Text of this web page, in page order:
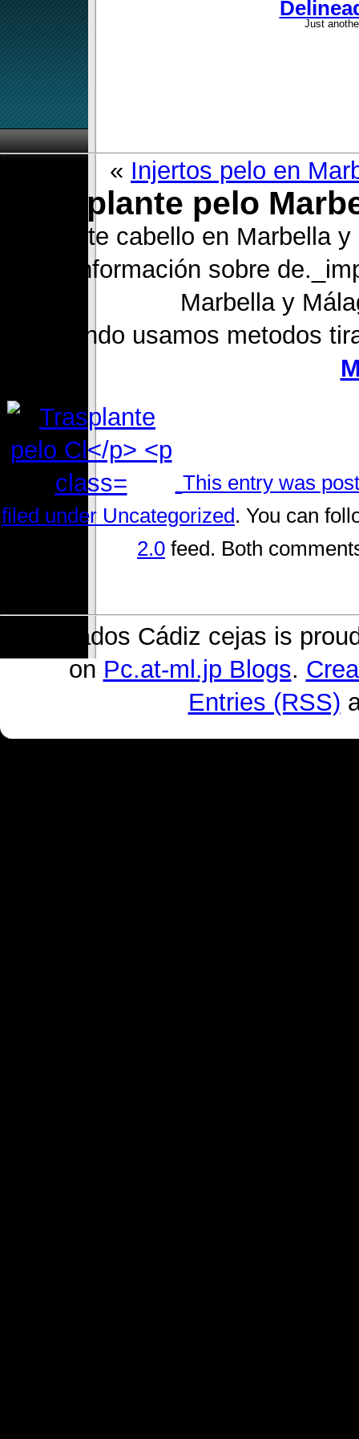
Just
« Injertos pelo en
Implante pelo
Implante cabello en Marbella
más información sobre
Marbella y
? Cuando usamos metodos
This entry was
filed under Uncategorized. You can
2.0 feed. Both
Delineados Cádiz cejas is
on Pc.at-ml.jp Blogs.
Entries (RSS)